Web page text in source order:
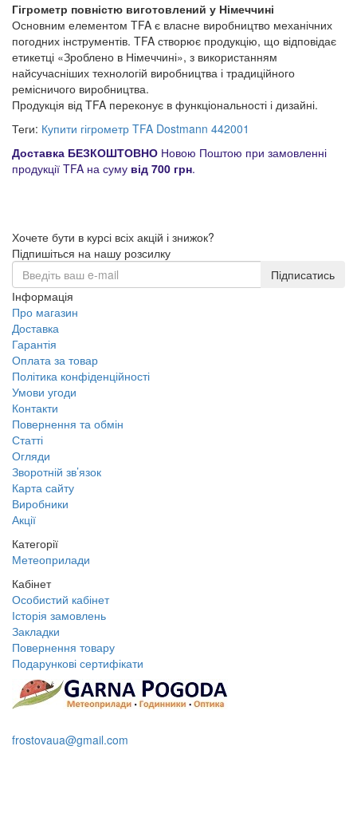
Гігрометр повністю виготовлений у Німеччині
Основним елементом TFA є власне виробництво механічних
погодних інструментів. TFA створює продукцію, що відповідає
етикетці «Зроблено в Німеччині», з використанням
найсучасніших технологій виробництва і традиційного
ремісничого виробництва.
Продукція від TFA переконує в функціональності і дизайні.
Теги: Купити гігрометр TFA Dostmann 442001
Доставка БЕЗКОШТОВНО Новою Поштою при замовленні
продукції TFA на суму від 700 грн.
Хочете бути в курсі всіх акцій і знижок?
Підпишіться на нашу розсилку
Підписатись
Інформація
Про магазин
Доставка
Гарантія
Оплата за товар
Політика конфіденційності
Умови угоди
Контакти
Повернення та обмін
Статті
Огляди
Зворотній зв’язок
Карта сайту
Виробники
Акції
Категорії
Метеоприлади
Кабінет
Особистий кабінет
Історія замовлень
Закладки
Повернення товару
Подарункові сертифікати
frostovaua@gmail.com